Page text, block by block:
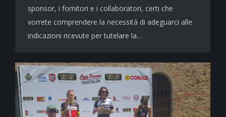
sponsor, i fornitori e i collaboratori, certi che
vorrete comprendere la necessità di adeguarci alle
indicazioni ricevute per tutelare la…